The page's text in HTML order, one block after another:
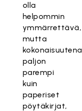
olla
helpommin
ymmärrettävä,
mutta
kokonaisuutena
paljon
parempi
kuin
paperiset
pöytäkirjat,